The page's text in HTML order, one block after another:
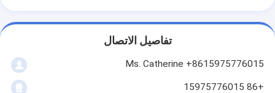
تفاصيل الاتصال
Ms. Catherine +8615975776015
+86 15975776015